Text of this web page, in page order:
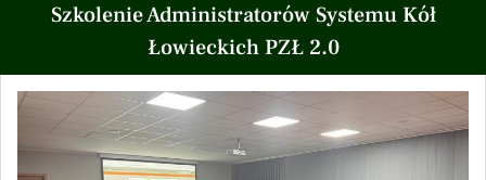
Szkolenie Administratorów Systemu Kół
Łowieckich PZŁ 2.0